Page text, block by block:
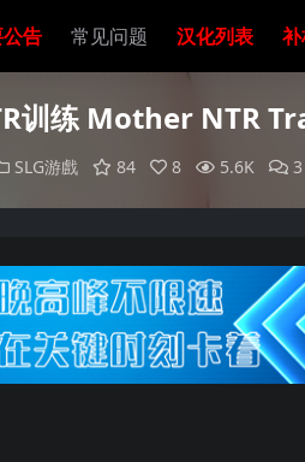
告 常见问题 汉化列表
训练 Mother NTR
SLG游戲 84 8 5.6K 3